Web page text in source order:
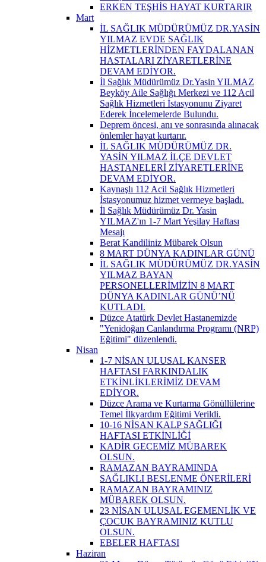
ERKEN TEŞHİS HAYAT KURTARIR
Mart
İL SAĞLIK MÜDÜRÜMÜZ DR.YASİN
YILMAZ EVDE SAĞLIK
HİZMETLERİNDEN FAYDALANAN
HASTALARI ZİYARETLERİNE
DEVAM EDİYOR.
İl Sağlık Müdürümüz Dr.Yasin YILMAZ
Beyköy Aile Sağlığı Merkezi ve 112 Acil
Sağlık Hizmetleri İstasyonunu Ziyaret
Ederek İncelemelerde Bulundu.
Deprem öncesi, anı ve sonrasında alınacak
önlemler hayat kurtarır.
İL SAĞLIK MÜDÜRÜMÜZ DR.
YASİN YILMAZ İLÇE DEVLET
HASTANELERİ ZİYARETLERİNE
DEVAM EDİYOR.
Kaynaşlı 112 Acil Sağlık Hizmetleri
İstasyonumuz hizmet vermeye başladı.
İl Sağlık Müdürümüz Dr. Yasin
YILMAZ'ın 1-7 Mart Yeşilay Haftası
Mesajı
Berat Kandiliniz Mübarek Olsun
8 MART DÜNYA KADINLAR GÜNÜ
İL SAĞLIK MÜDÜRÜMÜZ DR.YASİN
YILMAZ BAYAN
PERSONELLERİMİZİN 8 MART
DÜNYA KADINLAR GÜNÜ’NÜ
KUTLADI.
Düzce Atatürk Devlet Hastanemizde
"Yenidoğan Canlandırma Programı (NRP)
Eğitimi" düzenlendi.
Nisan
1-7 NİSAN ULUSAL KANSER
HAFTASI FARKINDALIK
ETKİNLİKLERİMİZ DEVAM
EDİYOR.
Düzce Arama ve Kurtarma Gönüllülerine
Temel İlkyardım Eğitimi Verildi.
10-16 NİSAN KALP SAĞLIĞI
HAFTASI ETKİNLİĞİ
KADİR GECEMİZ MÜBAREK
OLSUN.
RAMAZAN BAYRAMINDA
SAĞLIKLI BESLENME ÖNERİLERİ
RAMAZAN BAYRAMINIZ
MÜBAREK OLSUN.
23 NİSAN ULUSAL EGEMENLİK VE
ÇOCUK BAYRAMINIZ KUTLU
OLSUN.
EBELER HAFTASI
Haziran